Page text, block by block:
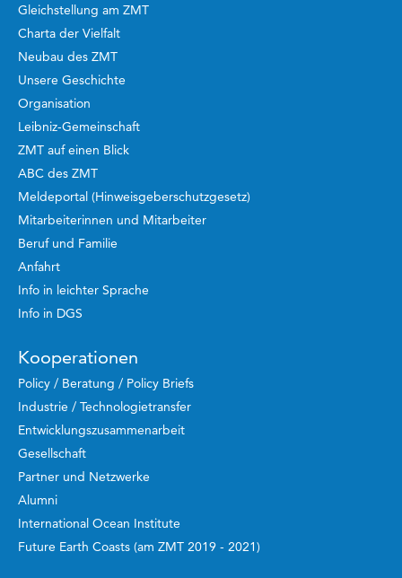
Gleichstellung am ZMT
Charta der Vielfalt
Neubau des ZMT
Unsere Geschichte
Organisation
Leibniz-Gemeinschaft
ZMT auf einen Blick
ABC des ZMT
Meldeportal (Hinweisgeberschutzgesetz)
Mitarbeiterinnen und Mitarbeiter
Beruf und Familie
Anfahrt
Info in leichter Sprache
Info in DGS
Kooperationen
Policy / Beratung / Policy Briefs
Industrie / Technologietransfer
Entwicklungszusammenarbeit
Gesellschaft
Partner und Netzwerke
Alumni
International Ocean Institute
Future Earth Coasts (am ZMT 2019 - 2021)